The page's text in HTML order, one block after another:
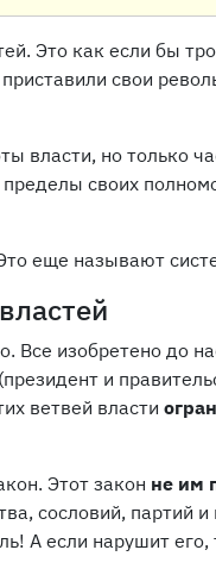
Это как если бы
свои
власти, но только
своих
еще называют
Все изобретено до
и
ветвей власти
Этот закон не им
сословий, партий
А если нарушит его,